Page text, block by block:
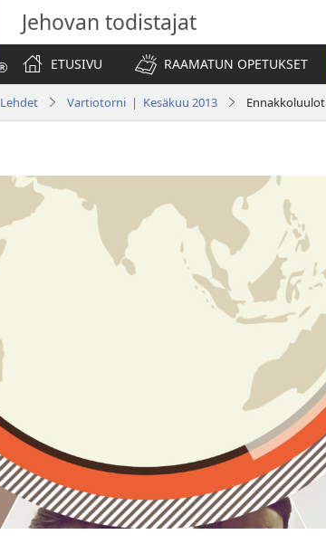
Jehovan todistajat
ETUSIVU
RAAMATUN OPETUKSET
Lehdet Vartiotorni | Kesäkuu 2013